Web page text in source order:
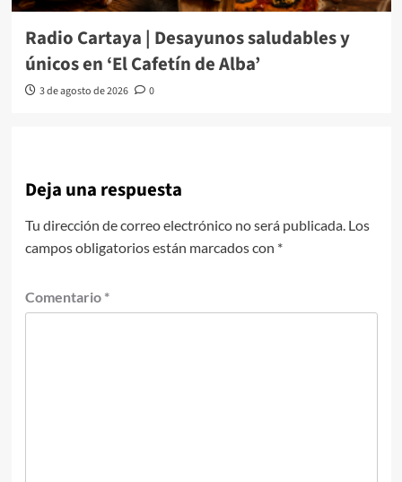
Radio Cartaya | Desayunos saludables y
únicos en ‘El Cafetín de Alba’
3 de agosto de 2026 0
Deja una respuesta
Tu dirección de correo electrónico no será publicada. Los
campos obligatorios están marcados con *
Comentario *